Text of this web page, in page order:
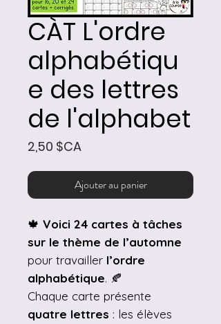
CÀT L'ordre
alphabétiqu
e des lettres
de l'alphabet
2,50 $CAPrix
Ajouter au panier
🍁 Voici 24 cartes à tâches
sur le thème de l’automne
pour travailler l’ordre
alphabétique. 🍂
Chaque carte présente
quatre lettres : les élèves